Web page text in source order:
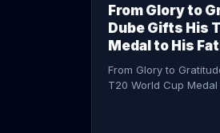
From Glory to
Dube Gifts His
Medal to His
From Glory to
T20 World Cup Medal